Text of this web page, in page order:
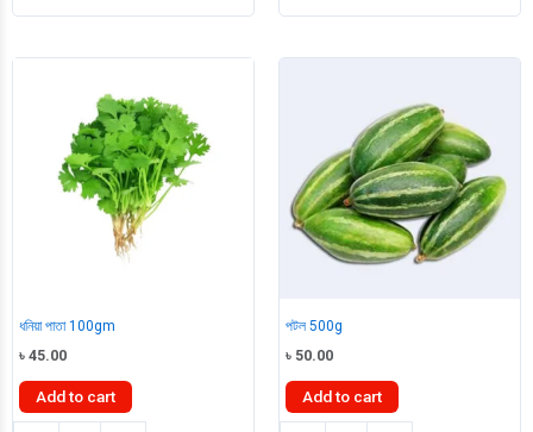
1Kg
1kg
ধনিয়া পাতা 100gm
৳ 45.00
Add to cart
পটল 500g
৳ 50.00
Add to cart